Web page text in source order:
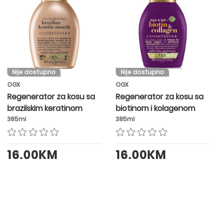
Nije dostupno
OGX
Regenerator za kosu sa
brazilskim keratinom
385ml
16.00KM
Nije dostupno
OGX
Regenerator za kosu sa
biotinom i kolagenom
385ml
16.00KM